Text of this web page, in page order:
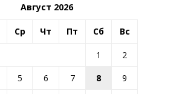
Август 2026
Ср Чт Пт Сб Вс
1
2
5 6 7 8
9